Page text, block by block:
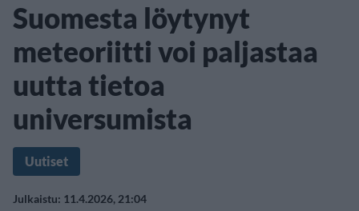
Suomesta löytynyt
meteoriitti voi paljastaa
uutta tietoa
universumista
Uutiset
Julkaistu: 11.4.2026, 21:04